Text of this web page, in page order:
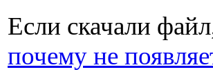
Если скачали
почему не